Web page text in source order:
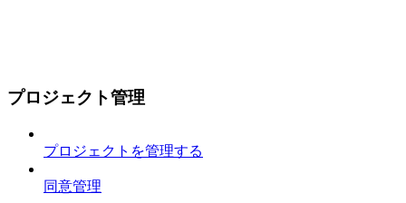
プロジェクト管理
プロジェクトを管理する
同意管理